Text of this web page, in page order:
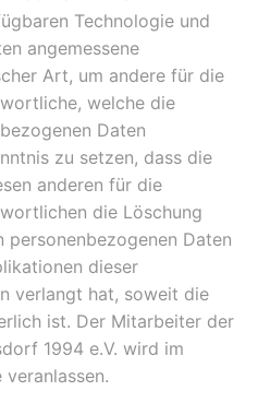
Technologie und
angemessene
Art, um andere für die
welche die
Daten
zu setzen, dass die
anderen für die
die Löschung
personenbezogenen Daten
dieser
verlangt hat, soweit die
ist. Der Mitarbeiter der
1994 e.V. wird im